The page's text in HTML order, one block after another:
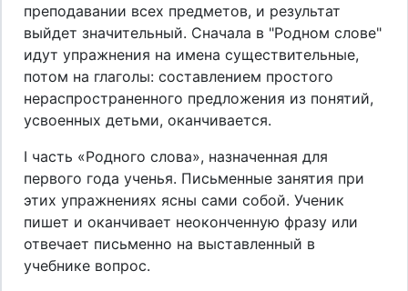
преподавании всех предметов, и результат
выйдет значительный. Сначала в "Родном слове"
идут упражнения на имена существительные,
потом на глаголы: составлением простого
нераспространенного предложения из понятий,
усвоенных детьми, оканчивается.
I часть «Родного слова», назначенная для
первого года ученья. Письменные занятия при
этих упражнениях ясны сами собой. Ученик
пишет и оканчивает неоконченную фразу или
отвечает письменно на выставленный в
учебнике вопрос.